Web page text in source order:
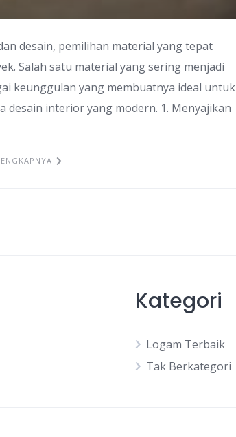
desain, pemilihan material yang tepat
Salah satu material yang sering menjadi
keunggulan yang membuatnya ideal untuk
interior yang modern. 1. Menyajikan
Kategori
Logam Terbaik
Tak Berkategori